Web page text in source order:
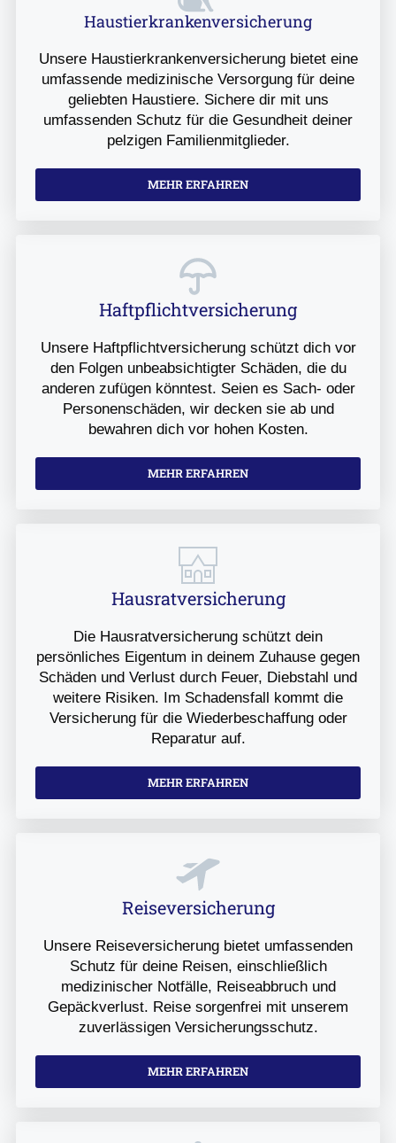
Haustierkrankenversicherung
Unsere Haustierkrankenversicherung bietet eine
umfassende medizinische Versorgung für deine
geliebten Haustiere. Sichere dir mit uns
umfassenden Schutz für die Gesundheit deiner
pelzigen Familienmitglieder.
MEHR ERFAHREN
Haftpflichtversicherung
Unsere Haftpflichtversicherung schützt dich vor
den Folgen unbeabsichtigter Schäden, die du
anderen zufügen könntest. Seien es Sach- oder
Personenschäden, wir decken sie ab und
bewahren dich vor hohen Kosten.
MEHR ERFAHREN
Hausratversicherung
Die Hausratversicherung schützt dein
persönliches Eigentum in deinem Zuhause gegen
Schäden und Verlust durch Feuer, Diebstahl und
weitere Risiken. Im Schadensfall kommt die
Versicherung für die Wiederbeschaffung oder
Reparatur auf.
MEHR ERFAHREN
Reiseversicherung
Unsere Reiseversicherung bietet umfassenden
Schutz für deine Reisen, einschließlich
medizinischer Notfälle, Reiseabbruch und
Gepäckverlust. Reise sorgenfrei mit unserem
zuverlässigen Versicherungsschutz.
MEHR ERFAHREN